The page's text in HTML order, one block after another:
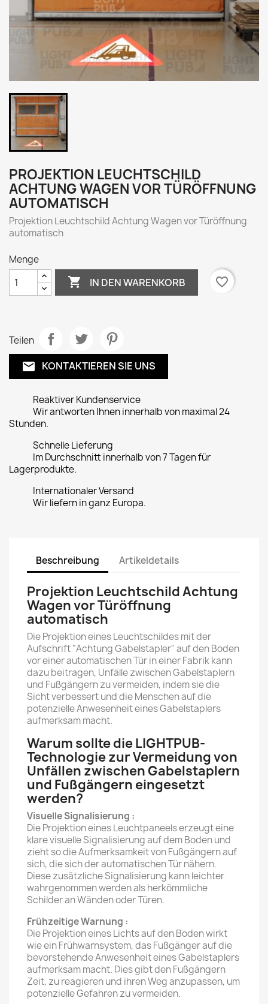
PROJEKTION LEUCHTSCHILD
ACHTUNG WAGEN VOR TÜRÖFFNUNG
AUTOMATISCH
Projektion Leuchtschild Achtung Wagen vor Türöffnung
automatisch
Menge
 IN DEN WARENKORB favorite_border
Teilen
email KONTAKTIEREN SIE UNS
Reaktiver Kundenservice
Wir antworten Ihnen innerhalb von maximal 24
Stunden.
Schnelle Lieferung
Im Durchschnitt innerhalb von 7 Tagen für
Lagerprodukte.
Internationaler Versand
Wir liefern in ganz Europa.
Beschreibung Artikeldetails
Projektion Leuchtschild Achtung
Wagen vor Türöffnung
automatisch
Die Projektion eines Leuchtschildes mit der
Aufschrift "Achtung Gabelstapler" auf den Boden
vor einer automatischen Tür in einer Fabrik kann
dazu beitragen, Unfälle zwischen Gabelstaplern
und Fußgängern zu vermeiden, indem sie die
Sicht verbessert und die Menschen auf die
potenzielle Anwesenheit eines Gabelstaplers
aufmerksam macht.
Warum sollte die LIGHTPUB-
Technologie zur Vermeidung von
Unfällen zwischen Gabelstaplern
und Fußgängern eingesetzt
werden?
Visuelle Signalisierung :
Die Projektion eines Leuchtpaneels erzeugt eine
klare visuelle Signalisierung auf dem Boden und
zieht so die Aufmerksamkeit von Fußgängern auf
sich, die sich der automatischen Tür nähern.
Diese zusätzliche Signalisierung kann leichter
wahrgenommen werden als herkömmliche
Schilder an Wänden oder Türen.
Frühzeitige Warnung :
Die Projektion eines Lichts auf den Boden wirkt
wie ein Frühwarnsystem, das Fußgänger auf die
bevorstehende Anwesenheit eines Gabelstaplers
aufmerksam macht. Dies gibt den Fußgängern
Zeit, zu reagieren und ihren Weg anzupassen, um
potenzielle Gefahren zu vermeiden.